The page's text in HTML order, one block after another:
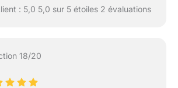
: 5,0 5,0 sur 5 étoiles 2 évaluations
18/20